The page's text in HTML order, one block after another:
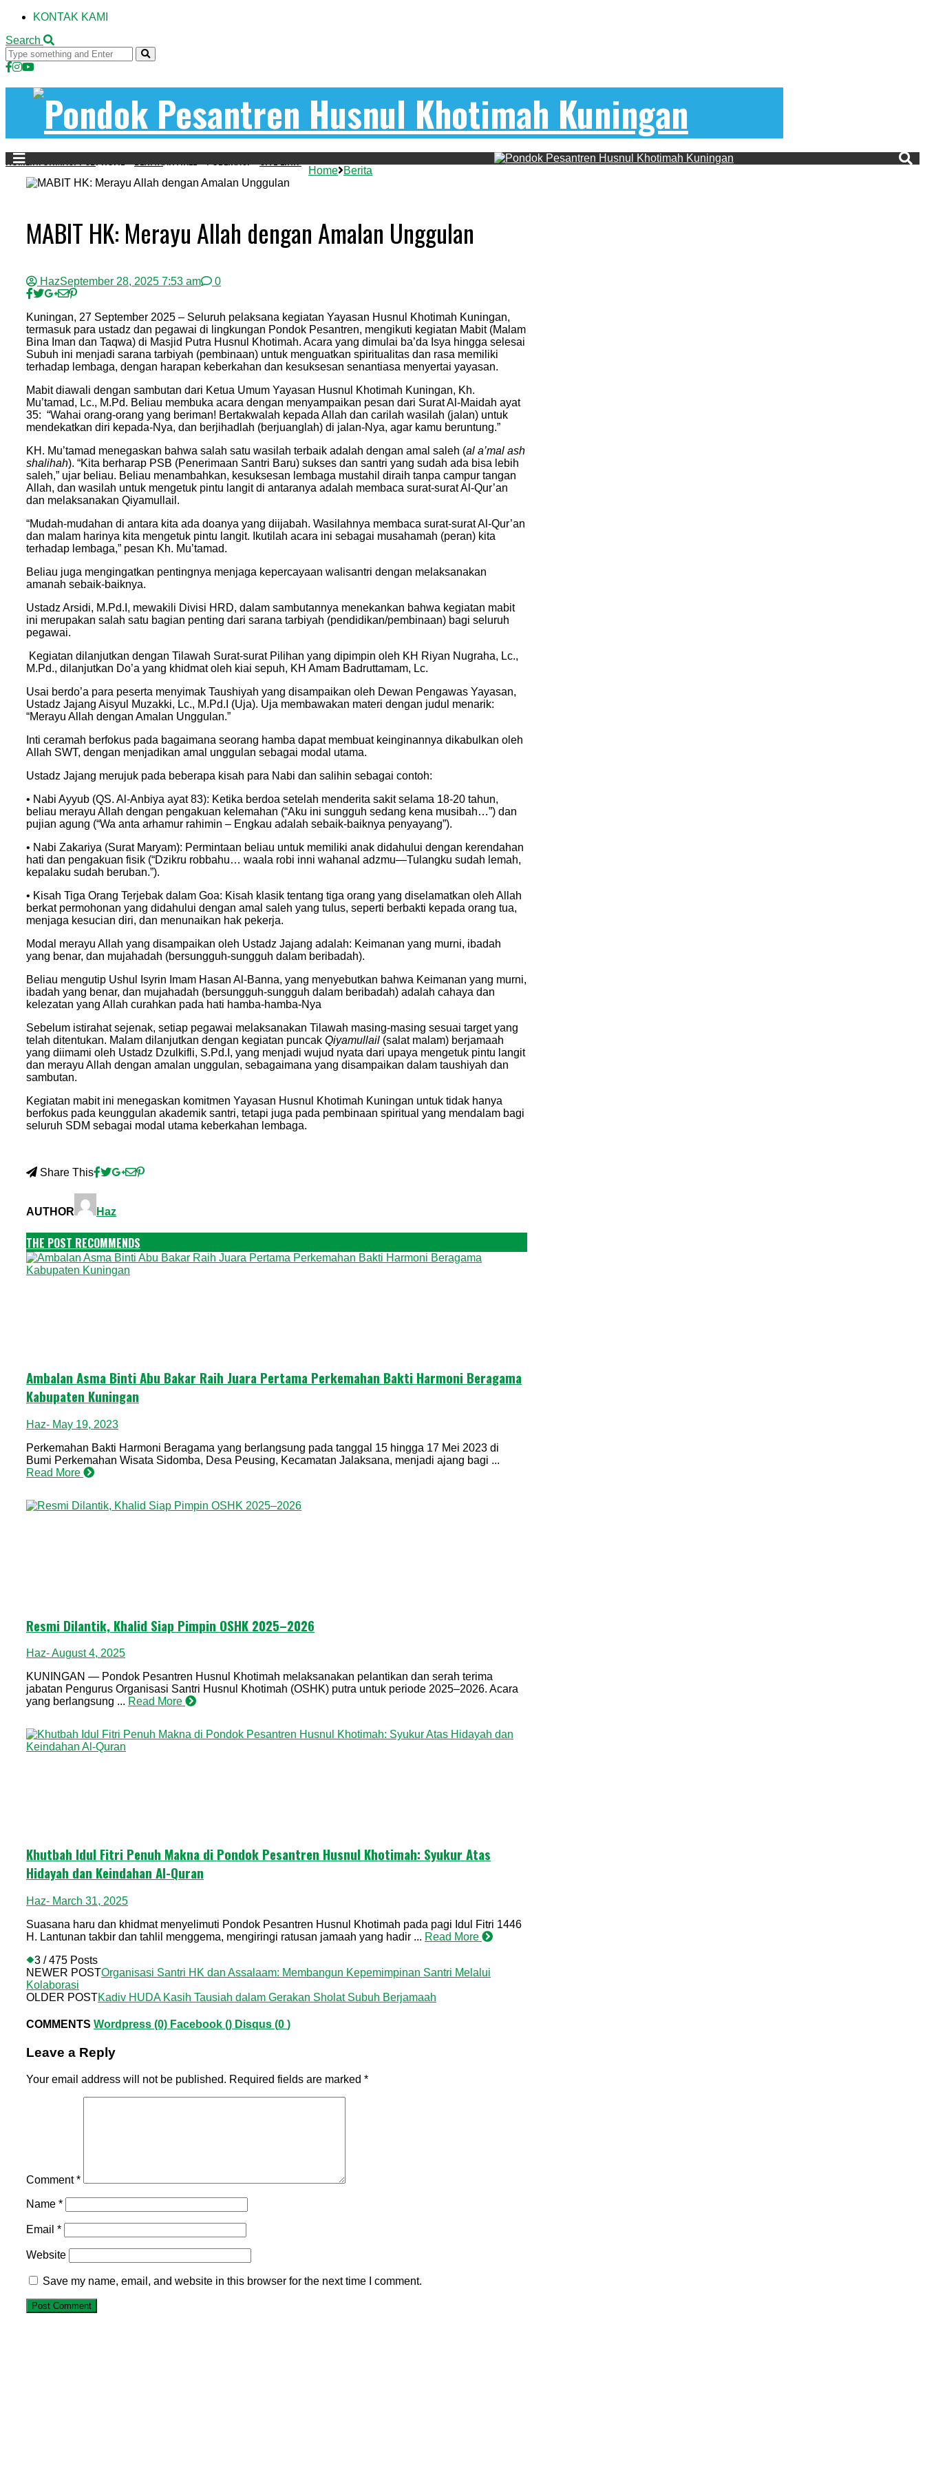
KONTAK KAMI
Search
HOMEINFORMASI PSBPROFIL BERITAARTIKEL PUBLIKASI SITE LINK
Home Berita
MABIT HK: Merayu Allah dengan Amalan Unggulan
HazSeptember 28, 2025 7:53 am 0
Kuningan, 27 September 2025 – Seluruh pelaksana kegiatan Yayasan Husnul Khotimah Kuningan,
termasuk para ustadz dan pegawai di lingkungan Pondok Pesantren, mengikuti kegiatan Mabit (Malam
Bina Iman dan Taqwa) di Masjid Putra Husnul Khotimah. Acara yang dimulai ba’da Isya hingga selesai
Subuh ini menjadi sarana tarbiyah (pembinaan) untuk menguatkan spiritualitas dan rasa memiliki
terhadap lembaga, dengan harapan keberkahan dan kesuksesan senantiasa menyertai yayasan.
Mabit diawali dengan sambutan dari Ketua Umum Yayasan Husnul Khotimah Kuningan, Kh.
Mu’tamad, Lc., M.Pd. Beliau membuka acara dengan menyampaikan pesan dari Surat Al-Maidah ayat
35: “Wahai orang-orang yang beriman! Bertakwalah kepada Allah dan carilah wasilah (jalan) untuk
mendekatkan diri kepada-Nya, dan berjihadlah (berjuanglah) di jalan-Nya, agar kamu beruntung.”
KH. Mu’tamad menegaskan bahwa salah satu wasilah terbaik adalah dengan amal saleh (al a’mal ash
shalihah). “Kita berharap PSB (Penerimaan Santri Baru) sukses dan santri yang sudah ada bisa lebih
saleh,” ujar beliau. Beliau menambahkan, kesuksesan lembaga mustahil diraih tanpa campur tangan
Allah, dan wasilah untuk mengetuk pintu langit di antaranya adalah membaca surat-surat Al-Qur’an
dan melaksanakan Qiyamullail.
“Mudah-mudahan di antara kita ada doanya yang diijabah. Wasilahnya membaca surat-surat Al-Qur’an
dan malam harinya kita mengetuk pintu langit. Ikutilah acara ini sebagai musahamah (peran) kita
terhadap lembaga,” pesan Kh. Mu’tamad.
Beliau juga mengingatkan pentingnya menjaga kepercayaan walisantri dengan melaksanakan
amanah sebaik-baiknya.
Ustadz Arsidi, M.Pd.I, mewakili Divisi HRD, dalam sambutannya menekankan bahwa kegiatan mabit
ini merupakan salah satu bagian penting dari sarana tarbiyah (pendidikan/pembinaan) bagi seluruh
pegawai.
Kegiatan dilanjutkan dengan Tilawah Surat-surat Pilihan yang dipimpin oleh KH Riyan Nugraha, Lc.,
M.Pd., dilanjutkan Do’a yang khidmat oleh kiai sepuh, KH Amam Badruttamam, Lc.
Usai berdo’a para peserta menyimak Taushiyah yang disampaikan oleh Dewan Pengawas Yayasan,
Ustadz Jajang Aisyul Muzakki, Lc., M.Pd.I (Uja). Uja membawakan materi dengan judul menarik:
“Merayu Allah dengan Amalan Unggulan.”
Inti ceramah berfokus pada bagaimana seorang hamba dapat membuat keinginannya dikabulkan oleh
Allah SWT, dengan menjadikan amal unggulan sebagai modal utama.
Ustadz Jajang merujuk pada beberapa kisah para Nabi dan salihin sebagai contoh:
• Nabi Ayyub (QS. Al-Anbiya ayat 83): Ketika berdoa setelah menderita sakit selama 18-20 tahun,
beliau merayu Allah dengan pengakuan kelemahan (“Aku ini sungguh sedang kena musibah…”) dan
pujian agung (“Wa anta arhamur rahimin – Engkau adalah sebaik-baiknya penyayang”).
• Nabi Zakariya (Surat Maryam): Permintaan beliau untuk memiliki anak didahului dengan kerendahan
hati dan pengakuan fisik (“Dzikru robbahu… waala robi inni wahanal adzmu—Tulangku sudah lemah,
kepalaku sudah beruban.”).
• Kisah Tiga Orang Terjebak dalam Goa: Kisah klasik tentang tiga orang yang diselamatkan oleh Allah
berkat permohonan yang didahului dengan amal saleh yang tulus, seperti berbakti kepada orang tua,
menjaga kesucian diri, dan menunaikan hak pekerja.
Modal merayu Allah yang disampaikan oleh Ustadz Jajang adalah: Keimanan yang murni, ibadah
yang benar, dan mujahadah (bersungguh-sungguh dalam beribadah).
Beliau mengutip Ushul Isyrin Imam Hasan Al-Banna, yang menyebutkan bahwa Keimanan yang murni,
ibadah yang benar, dan mujahadah (bersungguh-sungguh dalam beribadah) adalah cahaya dan
kelezatan yang Allah curahkan pada hati hamba-hamba-Nya
Sebelum istirahat sejenak, setiap pegawai melaksanakan Tilawah masing-masing sesuai target yang
telah ditentukan. Malam dilanjutkan dengan kegiatan puncak Qiyamullail (salat malam) berjamaah
yang diimami oleh Ustadz Dzulkifli, S.Pd.I, yang menjadi wujud nyata dari upaya mengetuk pintu langit
dan merayu Allah dengan amalan unggulan, sebagaimana yang disampaikan dalam taushiyah dan
sambutan.
Kegiatan mabit ini menegaskan komitmen Yayasan Husnul Khotimah Kuningan untuk tidak hanya
berfokus pada keunggulan akademik santri, tetapi juga pada pembinaan spiritual yang mendalam bagi
seluruh SDM sebagai modal utama keberkahan lembaga.
Share This
AUTHOR Haz
THE POST RECOMMENDS
Ambalan Asma Binti Abu Bakar Raih Juara Pertama Perkemahan Bakti Harmoni Beragama
Kabupaten Kuningan
Haz- May 19, 2023
Perkemahan Bakti Harmoni Beragama yang berlangsung pada tanggal 15 hingga 17 Mei 2023 di
Bumi Perkemahan Wisata Sidomba, Desa Peusing, Kecamatan Jalaksana, menjadi ajang bagi ...
Read More
Resmi Dilantik, Khalid Siap Pimpin OSHK 2025–2026
Haz- August 4, 2025
KUNINGAN — Pondok Pesantren Husnul Khotimah melaksanakan pelantikan dan serah terima
jabatan Pengurus Organisasi Santri Husnul Khotimah (OSHK) putra untuk periode 2025–2026. Acara
yang berlangsung ... Read More
Khutbah Idul Fitri Penuh Makna di Pondok Pesantren Husnul Khotimah: Syukur Atas
Hidayah dan Keindahan Al-Quran
Haz- March 31, 2025
Suasana haru dan khidmat menyelimuti Pondok Pesantren Husnul Khotimah pada pagi Idul Fitri 1446
H. Lantunan takbir dan tahlil menggema, mengiringi ratusan jamaah yang hadir ... Read More
3 / 475 Posts
NEWER POSTOrganisasi Santri HK dan Assalaam: Membangun Kepemimpinan Santri Melalui
Kolaborasi
OLDER POSTKadiv HUDA Kasih Tausiah dalam Gerakan Sholat Subuh Berjamaah
COMMENTS Wordpress (0) Facebook () Disqus (0 )
Leave a Reply
Your email address will not be published. Required fields are marked *
Comment*
Name *
Email *
Website
Save my name, email, and website in this browser for the next time I comment.